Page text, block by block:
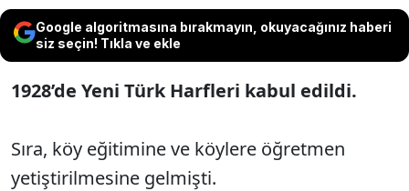
Google algoritmasına bırakmayın, okuyacağınız haberi
siz seçin! Tıkla ve ekle
1928’de Yeni Türk Harfleri kabul edildi.
Sıra, köy eğitimine ve köylere öğretmen
yetiştirilmesine gelmişti.